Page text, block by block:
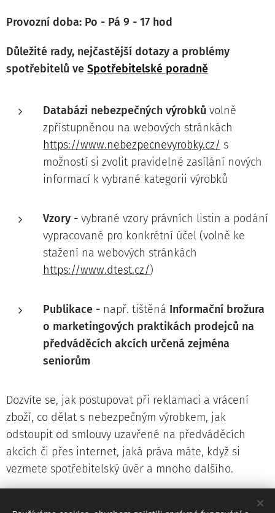
Provozní doba: Po - Pá 9 - 17 hod
Důležité rady, nejčastější dotazy a problémy
spotřebitelů ve Spotřebitelské poradně
Databázi nebezpečných výrobků volně
zpřístupněnou na webových stránkách
https://www.nebezpecnevyrobky.cz/ s
možností si zvolit pravidelné zasílání nových
informací k vybrané kategorii výrobků
Vzory - vybrané vzory právních listin a podání
vypracované pro konkrétní účel (volně ke
stažení na webových stránkách
https://www.dtest.cz/)
Publikace - např. tištěná Informační brožura
o marketingových praktikách prodejců na
předváděcích akcích určená zejména
seniorům
Dozvíte se, jak postupovat při reklamaci a vrácení
zboží, co dělat s nebezpečným výrobkem, jak
odstoupit od smlouvy uzavřené na předváděcích
akcích či přes internet, jaká práva máte, když si
vezmete spotřebitelský úvěr a mnoho dalšího.